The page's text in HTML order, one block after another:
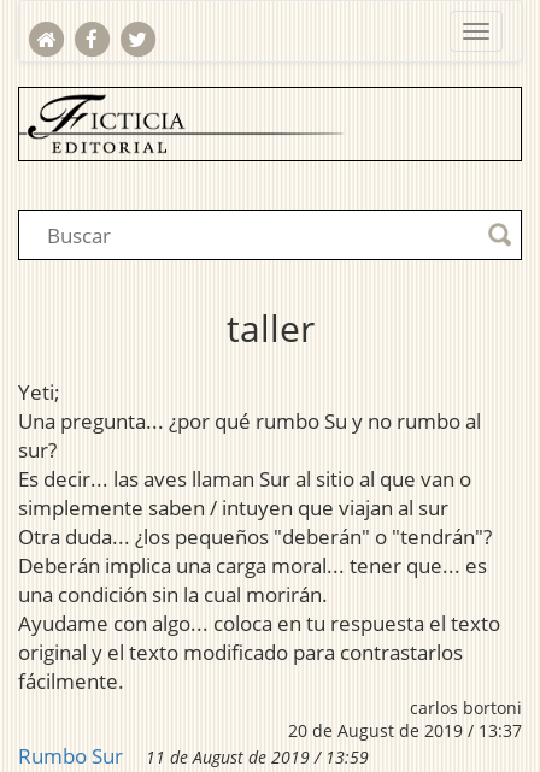
taller
Yeti;
Una pregunta... ¿por qué rumbo Su y no rumbo al
sur?
Es decir... las aves llaman Sur al sitio al que van o
simplemente saben / intuyen que viajan al sur
Otra duda... ¿los pequeños "deberán" o "tendrán"?
Deberán implica una carga moral... tener que... es
una condición sin la cual morirán.
Ayudame con algo... coloca en tu respuesta el texto
original y el texto modificado para contrastarlos
fácilmente.
carlos bortoni
20 de August de 2019 / 13:37
Rumbo Sur
11 de August de 2019 / 13:59